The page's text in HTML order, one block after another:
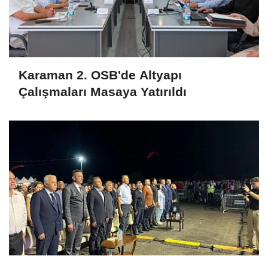
Karaman 2. OSB'de Altyapı
Çalışmaları Masaya Yatırıldı